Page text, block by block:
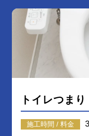
トイレつまり
施工時間 / 料金